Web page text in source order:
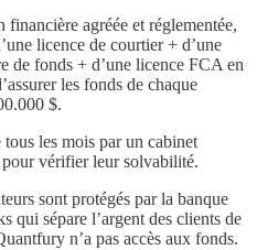
financière agréée et réglementée,
licence de courtier + d’une
de fonds + d’une licence FCA en
les fonds de chaque
$.
les mois par un cabinet
pour vérifier leur solvabilité.
sont protégés par la banque
qui sépare l’argent des clients de
n’a pas accès aux fonds.